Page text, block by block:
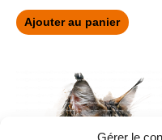
Gérer le
Ajouter au panier